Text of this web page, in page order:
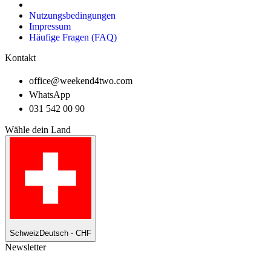
Nutzungsbedingungen
Impressum
Häufige Fragen (FAQ)
Kontakt
office@weekend4two.com
WhatsApp
031 542 00 90
Wähle dein Land
Schweiz Deutsch - CHF
Newsletter